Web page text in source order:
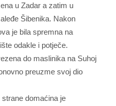
u Zadar a zatim u
Šibenika. Nakon
je bila spremna na
odakle i potječe.
do maslinika na Suhoj
preuzme svoj dio
domaćina je